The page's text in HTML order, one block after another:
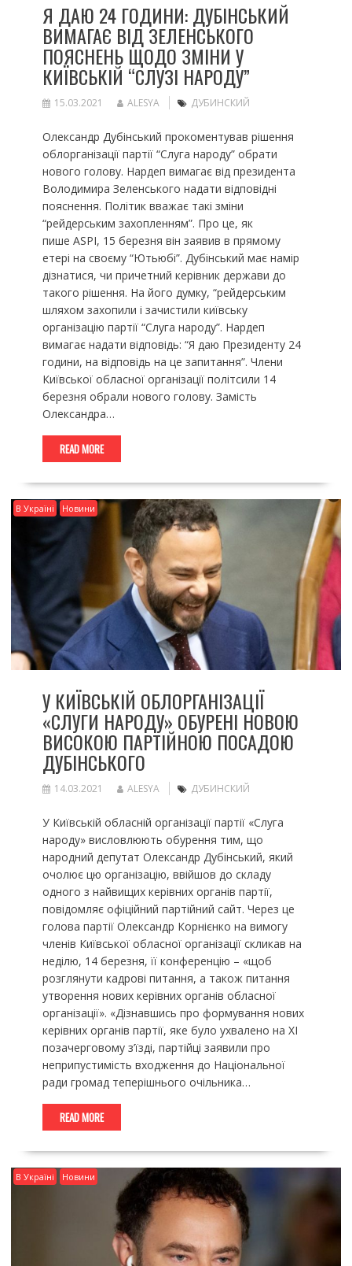
Я ДАЮ 24 ГОДИНИ: ДУБІНСЬКИЙ
ВИМАГАЄ ВІД ЗЕЛЕНСЬКОГО
ПОЯСНЕНЬ ЩОДО ЗМІНИ У
КИЇВСЬКІЙ “СЛУЗІ НАРОДУ”
15.03.2021 ALESYA ДУБИНСКИЙ
Олександр Дубінський прокоментував рішення
облорганізації партії “Слуга народу” обрати
нового голову. Нардеп вимагає від президента
Володимира Зеленського надати відповідні
пояснення. Політик вважає такі зміни
“рейдерським захопленням”. Про це, як
пише ASPI, 15 березня він заявив в прямому
етері на своєму “Ютьюбі”. Дубінський має намір
дізнатися, чи причетний керівник держави до
такого рішення. На його думку, “рейдерським
шляхом захопили і зачистили київську
організацію партії “Слуга народу”. Нардеп
вимагає надати відповідь: “Я даю Президенту 24
години, на відповідь на це запитання”. Члени
Київської обласної організації політсили 14
березня обрали нового голову. Замість
Олександра…
READ MORE
В Україні Новини
У КИЇВСЬКІЙ ОБЛОРГАНІЗАЦІЇ
«СЛУГИ НАРОДУ» ОБУРЕНІ НОВОЮ
ВИСОКОЮ ПАРТІЙНОЮ ПОСАДОЮ
ДУБІНСЬКОГО
14.03.2021 ALESYA ДУБИНСКИЙ
У Київській обласній організації партії «Слуга
народу» висловлюють обурення тим, що
народний депутат Олександр Дубінський, який
очолює цю організацію, ввійшов до складу
одного з найвищих керівних органів партії,
повідомляє офіційний партійний сайт. Через це
голова партії Олександр Корнієнко на вимогу
членів Київської обласної організації скликав на
неділю, 14 березня, її конференцію – «щоб
розглянути кадрові питання, а також питання
утворення нових керівних органів обласної
організації». «Дізнавшись про формування нових
керівних органів партії, яке було ухвалено на ХІ
позачерговому з’їзді, партійці заявили про
неприпустимість входження до Національної
ради громад теперішнього очільника…
READ MORE
В Україні Новини